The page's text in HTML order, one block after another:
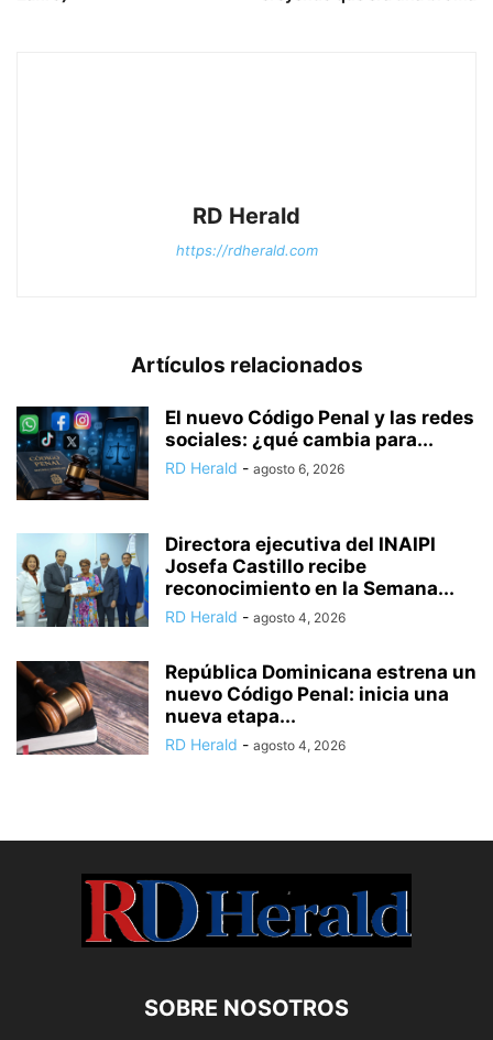
RD Herald
https://rdherald.com
Artículos relacionados
El nuevo Código Penal y las redes
sociales: ¿qué cambia para...
RD Herald - agosto 6, 2026
Directora ejecutiva del INAIPI
Josefa Castillo recibe
reconocimiento en la Semana...
RD Herald - agosto 4, 2026
República Dominicana estrena un
nuevo Código Penal: inicia una
nueva etapa...
RD Herald - agosto 4, 2026
SOBRE NOSOTROS